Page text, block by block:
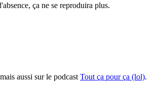
ça ne se reproduira plus.
aussi sur le podcast Tout ça pour ça (lol).